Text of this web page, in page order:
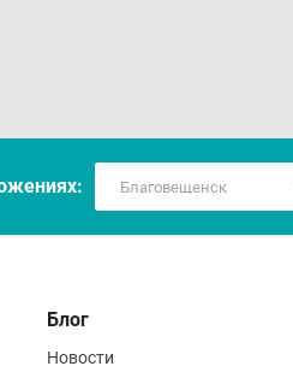
Блог
Новости